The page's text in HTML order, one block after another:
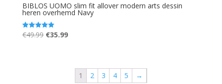
BIBLOS UOMO slim fit allover modern arts dessin
heren overhemd Navy
Gewaardeerd
5.00
€49.99 Oorspronkelijke
€35.99Huidige
€35.99.
1 2 3 4 5 →